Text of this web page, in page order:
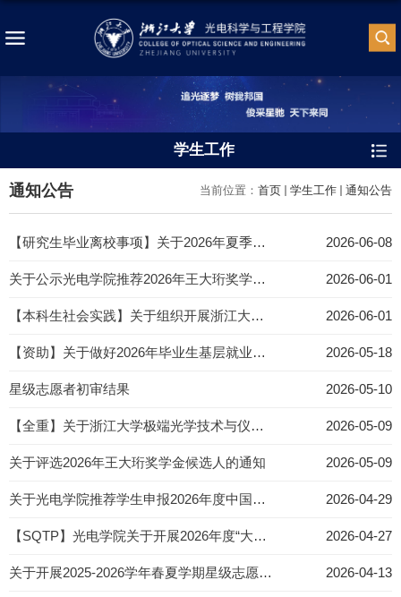
学生工作
当前位置： 首页 学生工作 通知公告
通知公告
【研究生毕业离校事项】关于2026年夏季研究生毕业相关事项的通知 2026-06-08
关于公示光电学院推荐2026年王大珩奖学金候选人的通知 2026-06-01
【本科生社会实践】关于组织开展浙江大学2026年新时代 “使命担当”铸魂工程暑期大学生社会实践活动的通知 2026-06-01
【资助】关于做好2026年毕业生基层就业学费补偿国家助学贷款代偿工作的通知 2026-05-18
星级志愿者初审结果 2026-05-10
【全重】关于浙江大学极端光学技术与仪器全国重点实验室招聘第十八届EPI光学夏令营辅导员的通知 2026-05-09
关于评选2026年王大珩奖学金候选人的通知 2026-05-09
关于光电学院推荐学生申报2026年度中国仪器仪表学会奖学金的名单公示 2026-04-29
【SQTP】光电学院关于开展2026年度“大学生素质训练项目（SQTP）”的通知 2026-04-27
关于开展2025-2026学年春夏学期星级志愿者评定工作的通知 2026-04-13